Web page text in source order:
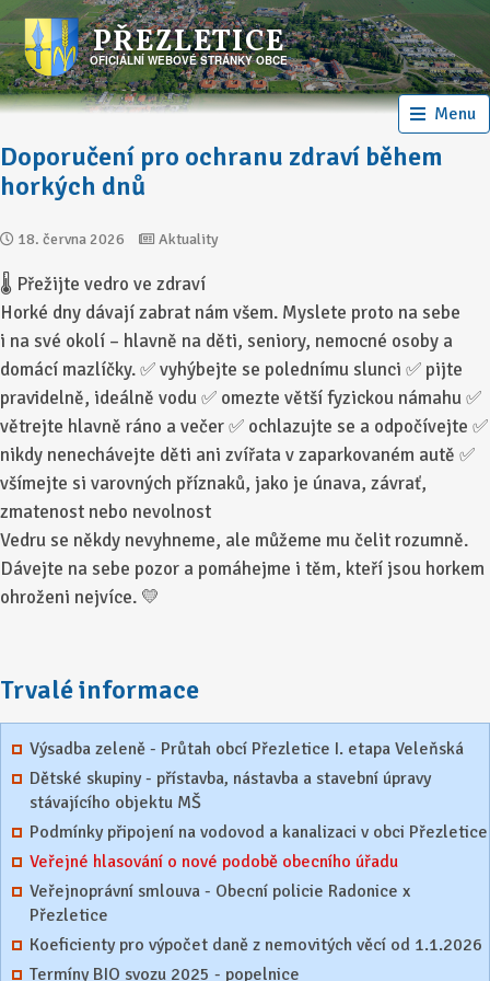
PŘEZLETICE
OFICIÁLNÍ WEBOVÉ STRÁNKY OBCE
Menu
Doporučení pro ochranu zdraví během
horkých dnů
18. června 2026 Aktuality
🌡️ Přežijte vedro ve zdraví
Horké dny dávají zabrat nám všem. Myslete proto na sebe
i na své okolí – hlavně na děti, seniory, nemocné osoby a
domácí mazlíčky. ✅ vyhýbejte se polednímu slunci ✅ pijte
pravidelně, ideálně vodu ✅ omezte větší fyzickou námahu ✅
větrejte hlavně ráno a večer ✅ ochlazujte se a odpočívejte ✅
nikdy nenechávejte děti ani zvířata v zaparkovaném autě ✅
všímejte si varovných příznaků, jako je únava, závrať,
zmatenost nebo nevolnost
Vedru se někdy nevyhneme, ale můžeme mu čelit rozumně.
Dávejte na sebe pozor a pomáhejme i těm, kteří jsou horkem
ohroženi nejvíce. 💛
Trvalé informace
Výsadba zeleně - Průtah obcí Přezletice I. etapa Veleňská
Dětské skupiny - přístavba, nástavba a stavební úpravy
stávajícího objektu MŠ
Podmínky připojení na vodovod a kanalizaci v obci Přezletice
Veřejné hlasování o nové podobě obecního úřadu
Veřejnoprávní smlouva - Obecní policie Radonice x
Přezletice
Koeficienty pro výpočet daně z nemovitých věcí od 1.1.2026
Termíny BIO svozu 2025 - popelnice